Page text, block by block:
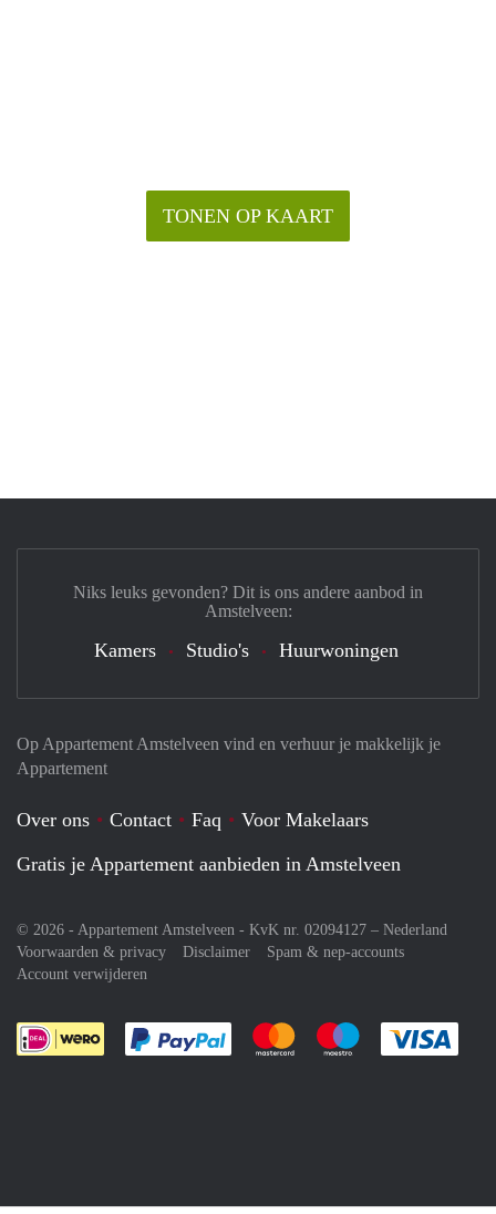
TONEN OP KAART
Op Appartement Amstelveen vind en verhuur je makkelijk je
Appartement
Over ons Contact Faq
Voor Makelaars
Gratis je Appartement aanbieden in Amstelveen
© 2026 - Appartement Amstelveen - KvK nr. 02094127 – Nederland
Voorwaarden & privacy
Disclaimer
Spam & nep-accounts
Account verwijderen
Je rekent gemakkelijk af met Paypal
Je rekent gemakkelijk af met
Je rekent
Niks leuks gevonden? Dit is ons andere aanbod in
Amstelveen:
Kamers Studio's Huurwoningen